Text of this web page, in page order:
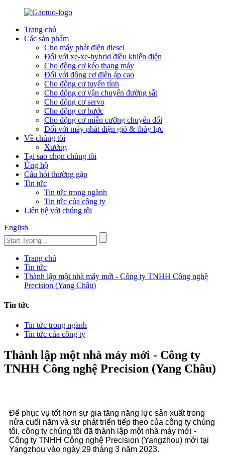
Trang chủ
Các sản phẩm
Cho máy phát điện diesel
Đối với xe-xe-hybrid điều khiển điện
Cho động cơ kéo thang máy
Đối với động cơ điện áp cao
Cho động cơ tuyến tính
Cho động cơ vận chuyển đường sắt
Cho động cơ servo
Cho động cơ bước
Cho động cơ miễn cưỡng chuyển đổi
Đối với máy phát điện gió & thủy lực
Về chúng tôi
Xưởng
Tại sao chọn chúng tôi
Ủng hộ
Câu hỏi thường gặp
Tin tức
Tin tức trong ngành
Tin tức của công ty
Liên hệ với chúng tôi
English
Trang chủ
Tin tức
Thành lập một nhà máy mới - Công ty TNHH Công nghệ
Precision (Yang Châu)
Tin tức
Tin tức trong ngành
Tin tức của công ty
Thành lập một nhà máy mới - Công ty
TNHH Công nghệ Precision (Yang Châu)
Để phục vụ tốt hơn sự gia tăng năng lực sản xuất trong
nửa cuối năm và sự phát triển tiếp theo của công ty chúng
tôi, công ty chúng tôi đã thành lập một nhà máy mới -
Công ty TNHH Công nghệ Precision (Yangzhou) mới tại
Yangzhou vào ngày 29 tháng 3 năm 2023.